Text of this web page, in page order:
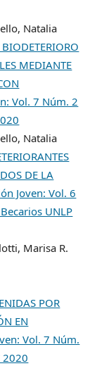
Natalia
MEDIANTE
Vol. 7 Núm. 2
Natalia
DE LA
Joven: Vol. 6
UNLP
Marisa R.
POR
EN
Vol. 7 Núm.
2020